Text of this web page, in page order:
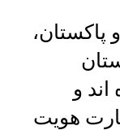
پاکستان،
و
دیگر کارت هویت